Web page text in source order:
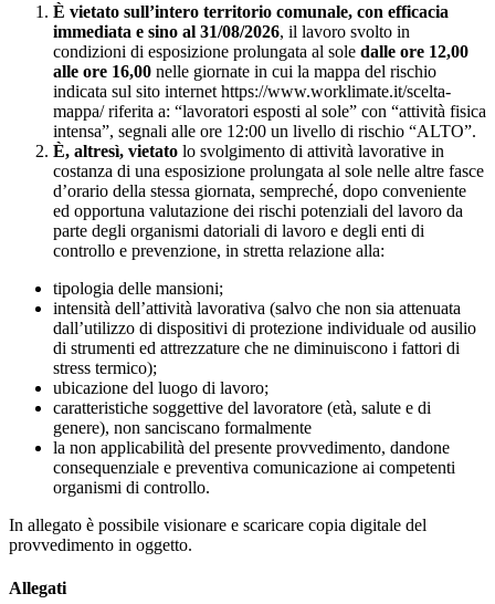
È vietato sull’intero territorio comunale, con efficacia
immediata e sino al 31/08/2026, il lavoro svolto in
condizioni di esposizione prolungata al sole dalle ore 12,00
alle ore 16,00 nelle giornate in cui la mappa del rischio
indicata sul sito internet https://www.worklimate.it/scelta-
mappa/ riferita a: “lavoratori esposti al sole” con “attività fisica
intensa”, segnali alle ore 12:00 un livello di rischio “ALTO”.
È, altresì, vietato lo svolgimento di attività lavorative in
costanza di una esposizione prolungata al sole nelle altre fasce
d’orario della stessa giornata, sempreché, dopo conveniente
ed opportuna valutazione dei rischi potenziali del lavoro da
parte degli organismi datoriali di lavoro e degli enti di
controllo e prevenzione, in stretta relazione alla:
tipologia delle mansioni;
intensità dell’attività lavorativa (salvo che non sia attenuata
dall’utilizzo di dispositivi di protezione individuale od ausilio
di strumenti ed attrezzature che ne diminuiscono i fattori di
stress termico);
ubicazione del luogo di lavoro;
caratteristiche soggettive del lavoratore (età, salute e di
genere), non sanciscano formalmente
la non applicabilità del presente provvedimento, dandone
consequenziale e preventiva comunicazione ai competenti
organismi di controllo.
In allegato è possibile visionare e scaricare copia digitale del
provvedimento in oggetto.
Allegati